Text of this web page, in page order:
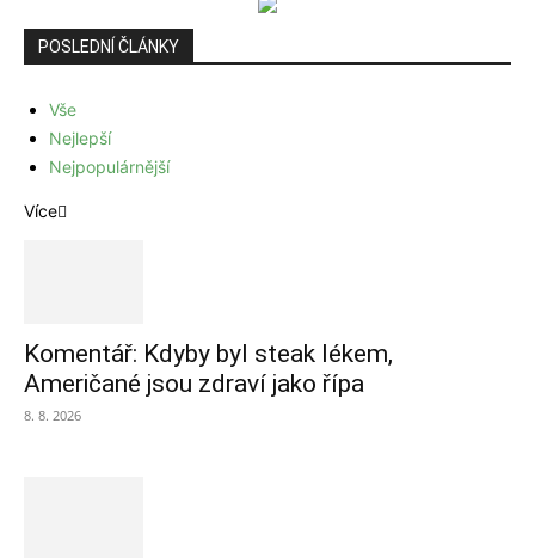
POSLEDNÍ ČLÁNKY
Vše
Nejlepší
Nejpopulárnější
Více
Komentář: Kdyby byl steak lékem,
Američané jsou zdraví jako řípa
8. 8. 2026